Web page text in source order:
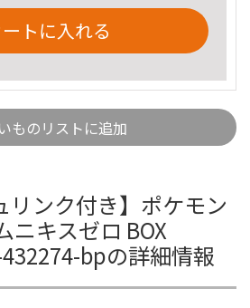
トに入れる
ものリストに追加
リンク付き】ポケモン
ニキスゼロ BOX
bpの詳細情報